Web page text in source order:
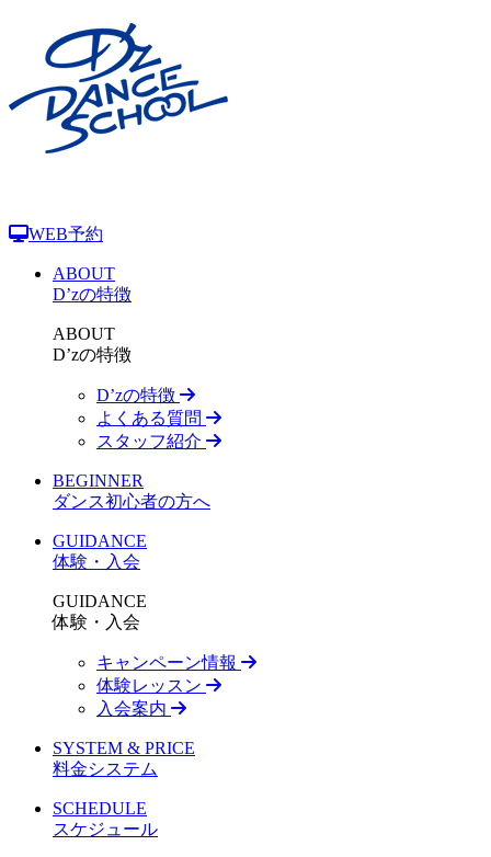
WEB予約
ABOUT
D’zの特徴
ABOUT
D’zの特徴
D’zの特徴
よくある質問
スタッフ紹介
BEGINNER
ダンス初心者の方へ
GUIDANCE
体験・入会
GUIDANCE
体験・入会
キャンペーン情報
体験レッスン
入会案内
SYSTEM & PRICE
料金システム
SCHEDULE
スケジュール